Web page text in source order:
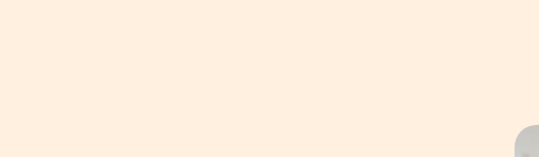
In einer Bildergalerie sind verschiedene